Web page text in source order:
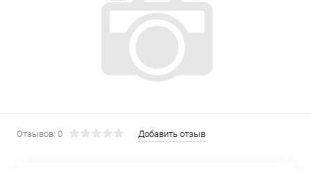
Отзывов: 0 Добавить отзыв